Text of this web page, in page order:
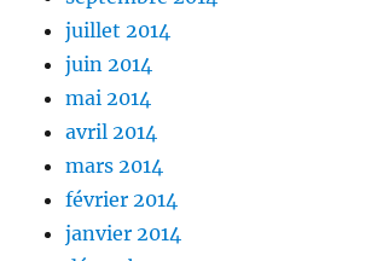
juillet 2014
juin 2014
mai 2014
avril 2014
mars 2014
février 2014
janvier 2014